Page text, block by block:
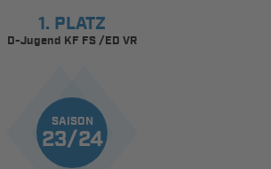
1. PLATZ
D-Jugend KF FS /ED VR
SAISON
23/24